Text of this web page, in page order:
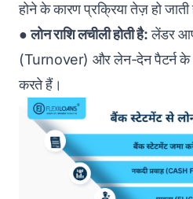
होने के कारण प्रक्रिया तेज़ हो जाती
●लोन राशि लचीली होती है:लेंडर
(Turnover) और लेन-देन पैटर्न के
करते हैं।